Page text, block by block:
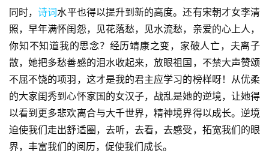
同时，诗词水平也得以提升到新的高度。还有宋朝才女李清
照，早年满怀闺怨，见花落愁，见水流愁，亲爱的心上人，
你知不知道我的思念？经历靖康之变，家破人亡，夫离子
散，她把多愁善感的泪水收起来，放眼祖国，不禁大声赞颂
不屈不饶的项羽，这才是我的君主应学习的榜样呀！从优柔
的大家闺秀到心怀家国的女汉子，战乱是她的逆境，让她得
以看到更多悲欢离合与大千世界，精神境界得以成长。逆境
迫使我们走出舒适圈，去听，去看，去感受，拓宽我们的眼
界，丰富我们的阅历，促使我们成长。